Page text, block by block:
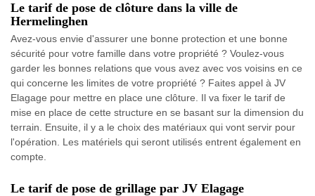
Le tarif de pose de clôture dans la ville de
Hermelinghen
Avez-vous envie d'assurer une bonne protection et une bonne
sécurité pour votre famille dans votre propriété ? Voulez-vous
garder les bonnes relations que vous avez avec vos voisins en ce
qui concerne les limites de votre propriété ? Faites appel à JV
Elagage pour mettre en place une clôture. Il va fixer le tarif de
mise en place de cette structure en se basant sur la dimension du
terrain. Ensuite, il y a le choix des matériaux qui vont servir pour
l'opération. Les matériels qui seront utilisés entrent également en
compte.
Le tarif de pose de grillage par JV Elagage